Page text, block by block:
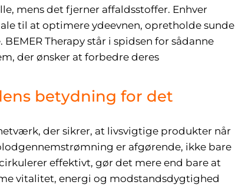
mens det fjerner affaldsstoffer. Enhver
til at optimere ydeevnen, opretholde sunde
Therapy står i spidsen for sådanne
der ønsker at forbedre deres
betydning for det
der sikrer, at livsvigtige produkter når
er afgørende, ikke bare
effektivt, gør det mere end bare at
vitalitet, energi og modstandsdygtighed